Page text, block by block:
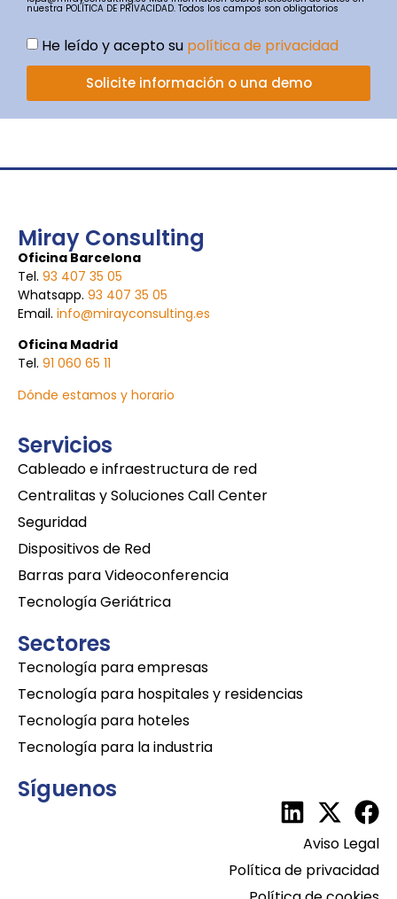
nuestra POLÍTICA DE PRIVACIDAD. Todos los campos son obligatorios
He leído y acepto su política de privacidad
Solicite información o una demo
Miray Consulting
Oficina Barcelona
Tel. 93 407 35 05
Whatsapp. 93 407 35 05
Email. info@mirayconsulting.es
Oficina Madrid
Tel. 91 060 65 11
Dónde estamos y horario
Servicios
Cableado e infraestructura de red
Centralitas y Soluciones Call Center
Seguridad
Dispositivos de Red
Barras para Videoconferencia
Tecnología Geriátrica
Sectores
Tecnología para empresas
Tecnología para hospitales y residencias
Tecnología para hoteles
Tecnología para la industria
Síguenos
Aviso Legal
Política de privacidad